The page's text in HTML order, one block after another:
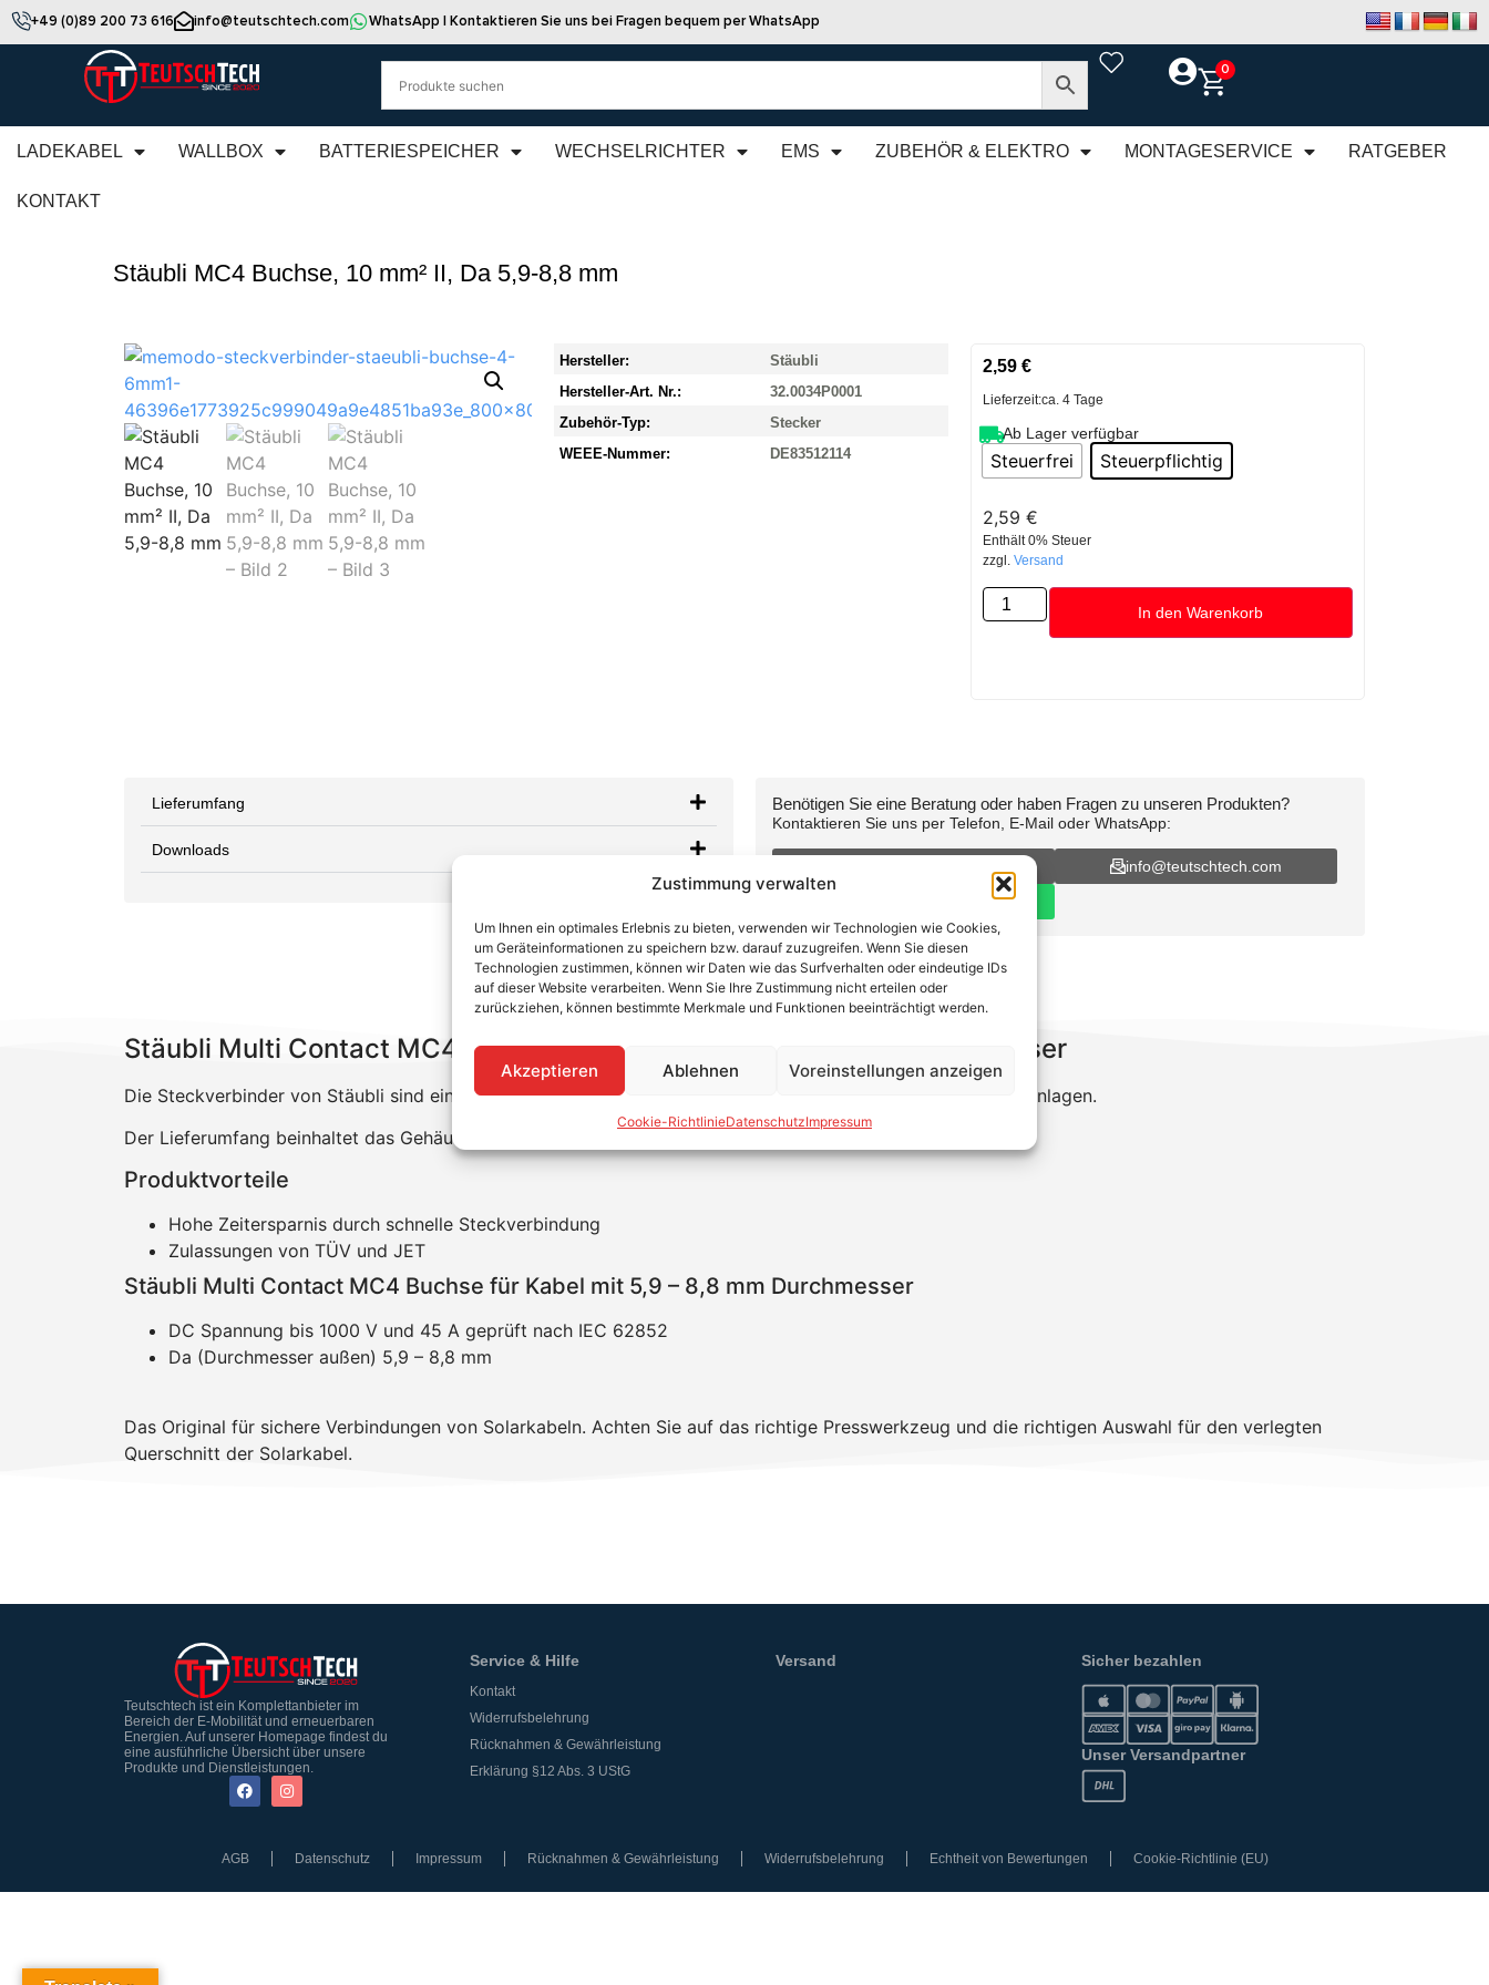
Zustimmung verwalten
Um Ihnen ein optimales Erlebnis zu bieten, verwenden wir Technologien wie Cookies,
um Geräteinformationen zu speichern bzw. darauf zuzugreifen. Wenn Sie diesen
Technologien zustimmen, können wir Daten wie das Surfverhalten oder eindeutige IDs
auf dieser Website verarbeiten. Wenn Sie Ihre Zustimmung nicht erteilen oder
zurückziehen, können bestimmte Merkmale und Funktionen beeinträchtigt werden.
Akzeptieren Ablehnen Voreinstellungen anzeigen
Cookie-RichtlinieDatenschutzImpressum
+49 (0)89 200 73 616 info@teutschtech.com WhatsApp | Kontaktieren Sie uns bei Fragen bequem per WhatsApp
0
LADEKABEL WALLBOX BATTERIESPEICHER WECHSELRICHTER EMS ZUBEHÖR & ELEKTRO MONTAGESERVICE RATGEBER
KONTAKT
Stäubli MC4 Buchse, 10 mm² II, Da 5,9-8,8 mm
Hersteller:
Stäubli
Hersteller-Art. Nr.:
32.0034P0001
Zubehör-Typ:
Stecker
WEEE-Nummer:
DE83512114
2,59 €
Lieferzeit:ca. 4 Tage
Ab Lager verfügbar
Steuerfrei Steuerpflichtig
2,59 €
Enthält 0% Steuer
zzgl. Versand
In den Warenkorb
Lieferumfang
Downloads
Benötigen Sie eine Beratung oder haben Fragen zu unseren Produkten?
Kontaktieren Sie uns per Telefon, E-Mail oder WhatsApp:
info@teutschtech.com
Stäubli Multi Contact MC4 Buchse für Kabel mit 5,9 – 8,8 mm Durchmesser
Die Steckverbinder von Stäubli sind eine preiseffiziente und qualitativ hochwertige Lösung für Photovoltaikanlagen.
Der Lieferumfang beinhaltet das Gehäuse sowie das Innenteil.
Produktvorteile
Hohe Zeitersparnis durch schnelle Steckverbindung
Zulassungen von TÜV und JET
Stäubli Multi Contact MC4 Buchse für Kabel mit 5,9 – 8,8 mm Durchmesser
DC Spannung bis 1000 V und 45 A geprüft nach IEC 62852
Da (Durchmesser außen) 5,9 – 8,8 mm
Das Original für sichere Verbindungen von Solarkabeln. Achten Sie auf das richtige Presswerkzeug und die richtigen Auswahl für den verlegten
Querschnitt der Solarkabel.
Teutschtech ist ein Komplettanbieter im
Bereich der E-Mobilität und erneuerbaren
Energien. Auf unserer Homepage findest du
eine ausführliche Übersicht über unsere
Produkte und Dienstleistungen.
Service & Hilfe
Kontakt
Widerrufsbelehrung
Rücknahmen & Gewährleistung
Erklärung §12 Abs. 3 UStG
Versand Sicher bezahlen
Unser Versandpartner
AGB Datenschutz Impressum Rücknahmen & Gewährleistung Widerrufsbelehrung Echtheit von Bewertungen Cookie-Richtlinie (EU)